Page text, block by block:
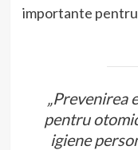
importante
„Prevenirea
pentru
igiene